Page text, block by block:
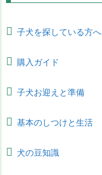
子犬を探している方へ
購入ガイド
子犬お迎えと準備
基本のしつけと生活
犬の豆知識